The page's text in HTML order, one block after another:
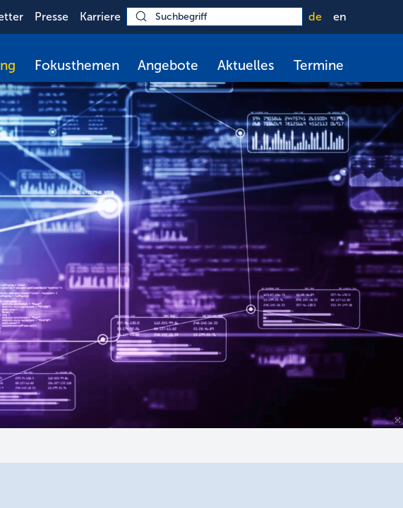
Presse Karriere de en
Fokusthemen Angebote Aktuelles Termine